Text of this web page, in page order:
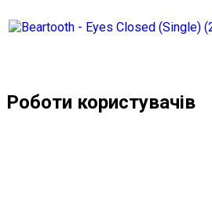
Роботи користувачів